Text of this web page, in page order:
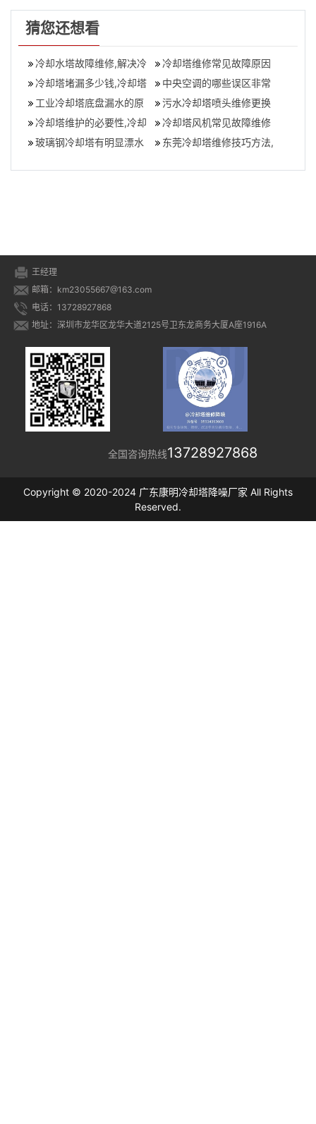
猜您还想看
冷却水塔故障维修,解决冷
却水塔故障的维修方法
冷却塔维修常见故障原因
分析及故障排除方法(冷却
塔常见故障
冷却塔堵漏多少钱,冷却塔
渗水维修怎么收费
中央空调的哪些误区非常
容易被忽略,中央空调注意
事项
工业冷却塔底盘漏水的原
因,冷却塔底部漏水怎么处
理维修
污水冷却塔喷头维修更换
(冷却塔喷头损坏的原因)
冷却塔维护的必要性,冷却
塔维修的必要条件
冷却塔风机常见故障维修
处理方法
玻璃钢冷却塔有明显漂水
东莞冷却塔维修技巧方法,
王经理
邮箱：km23055667@163.com
电话：13728927868
地址：深圳市龙华区龙华大道2125号卫东龙商务大厦A座1916A
全国咨询热线13728927868
Copyright © 2020-2024 广东康明冷却塔降噪厂家 All Rights
Reserved.